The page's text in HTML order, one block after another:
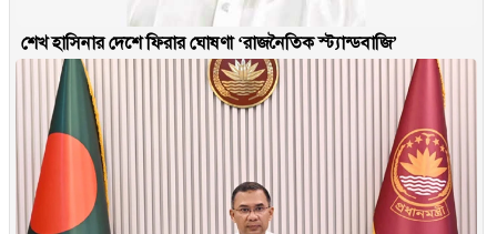
শেখ হাসিনার দেশে ফিরার ঘোষণা ‘রাজনৈতিক স্ট্যান্ডবাজি’